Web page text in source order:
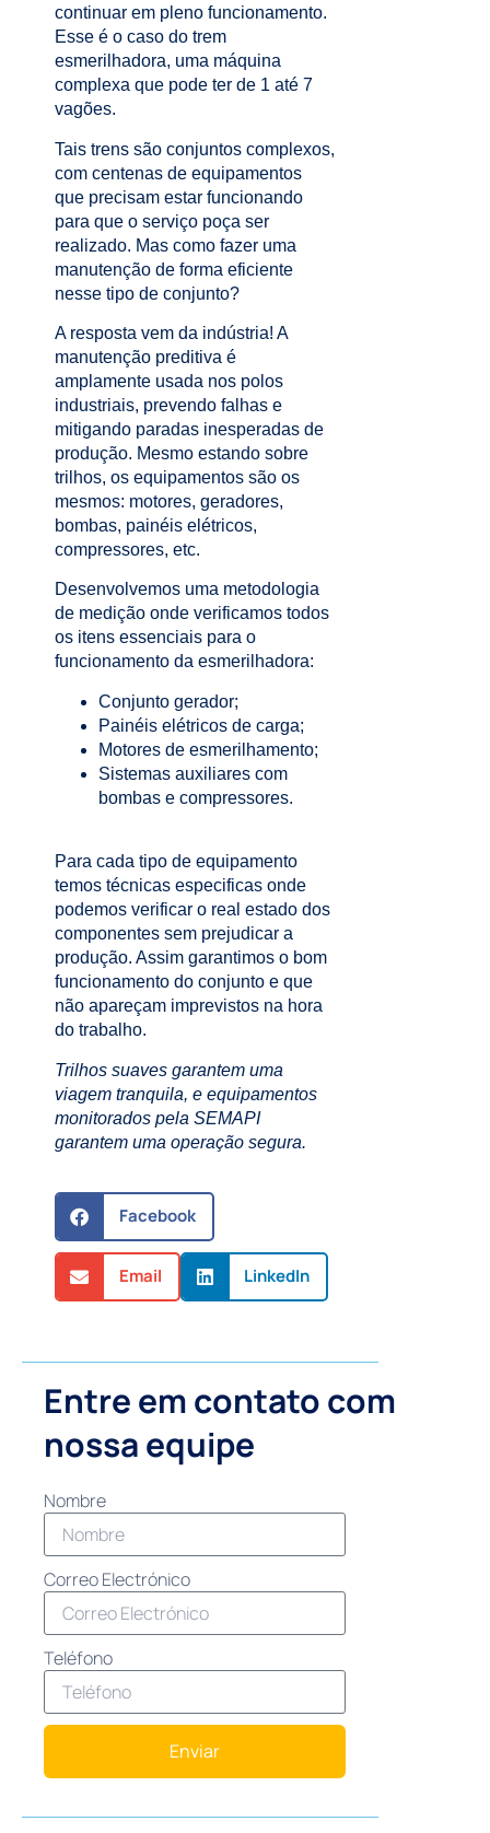
continuar em pleno funcionamento.
Esse é o caso do trem
esmerilhadora, uma máquina
complexa que pode ter de 1 até 7
vagões.
Tais trens são conjuntos complexos,
com centenas de equipamentos
que precisam estar funcionando
para que o serviço poça ser
realizado. Mas como fazer uma
manutenção de forma eficiente
nesse tipo de conjunto?
A resposta vem da indústria! A
manutenção preditiva é
amplamente usada nos polos
industriais, prevendo falhas e
mitigando paradas inesperadas de
produção. Mesmo estando sobre
trilhos, os equipamentos são os
mesmos: motores, geradores,
bombas, painéis elétricos,
compressores, etc.
Desenvolvemos uma metodologia
de medição onde verificamos todos
os itens essenciais para o
funcionamento da esmerilhadora:
Conjunto gerador;
Painéis elétricos de carga;
Motores de esmerilhamento;
Sistemas auxiliares com
bombas e compressores.
Para cada tipo de equipamento
temos técnicas especificas onde
podemos verificar o real estado dos
componentes sem prejudicar a
produção. Assim garantimos o bom
funcionamento do conjunto e que
não apareçam imprevistos na hora
do trabalho.
Trilhos suaves garantem uma
viagem tranquila, e equipamentos
monitorados pela SEMAPI
garantem uma operação segura.
Facebook
Email LinkedIn
Entre em contato com
nossa equipe
Nombre
Correo Electrónico
Teléfono
Enviar